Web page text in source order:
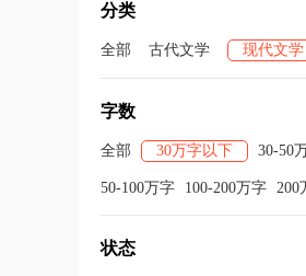
分类
全部 古代文学 现代文学
字数
全部 30万字以下 30-50
50-100万字 100-200万字 200
状态